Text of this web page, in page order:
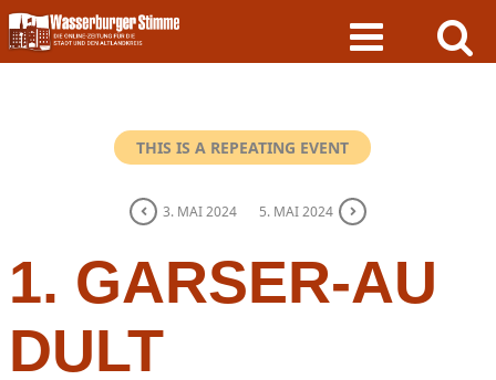
Skip
to
content
THIS IS A REPEATING EVENT
3. MAI 2024 5. MAI 2024
1. GARSER-AU
DULT